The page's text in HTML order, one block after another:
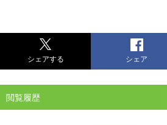
シェアする シェア
閲覧履歴